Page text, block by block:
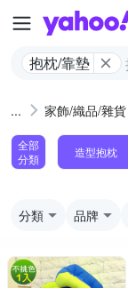
抱枕/靠墊
家飾/織品/雜貨
全部
分類
造型抱枕
分類 品牌